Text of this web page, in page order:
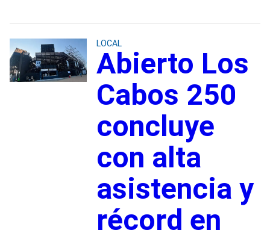
LOCAL
Abierto Los
Cabos 250
concluye
con alta
asistencia y
récord en